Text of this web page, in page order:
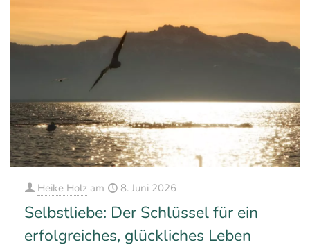
Heike Holz am 8. Juni 2026
Selbstliebe: Der Schlüssel für ein
erfolgreiches, glückliches Leben